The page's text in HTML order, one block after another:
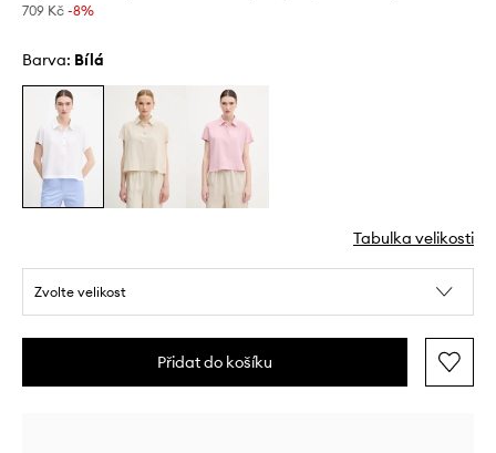
709 Kč -8%
Barva: bílá
Tabulka velikosti
Zvolte velikost
Přidat do košíku